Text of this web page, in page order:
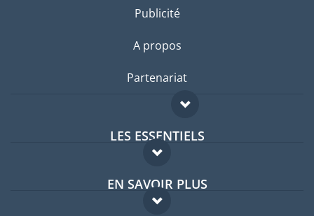
Publicité
A propos
Partenariat
LES ESSENTIELS
Forum expatriés
Guides pays
EN SAVOIR PLUS
FAQ